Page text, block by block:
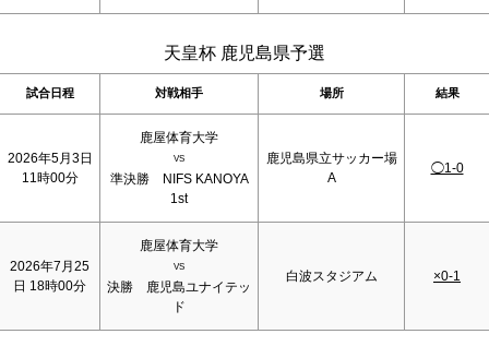
天皇杯 鹿児島県予選
試合日程 対戦相手 場所 結果
2026年5月3日
11時00分
鹿屋体育大学
VS
準決勝 NIFS KANOYA
1st
鹿児島県立サッカー場
A
◯1-0
2026年7月25
日 18時00分
鹿屋体育大学
VS
決勝 鹿児島ユナイテッ
ド
白波スタジアム ×0-1